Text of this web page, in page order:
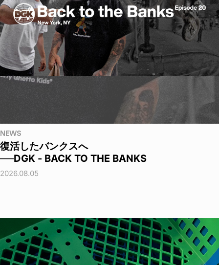
NEWS
復活したバンクスへ
──DGK - BACK TO THE BANKS
2026.08.05